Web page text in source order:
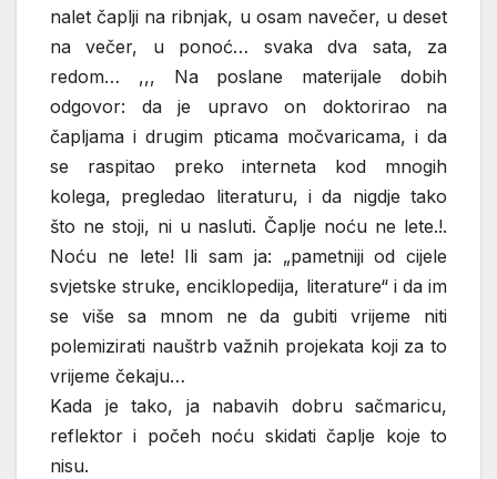
nalet čaplji na ribnjak, u osam navečer, u deset
na večer, u ponoć… svaka dva sata, za
redom… ,,, Na poslane materijale dobih
odgovor: da je upravo on doktorirao na
čapljama i drugim pticama močvaricama, i da
se raspitao preko interneta kod mnogih
kolega, pregledao literaturu, i da nigdje tako
što ne stoji, ni u nasluti. Čaplje noću ne lete.!.
Noću ne lete! Ili sam ja: „pametniji od cijele
svjetske struke, enciklopedija, literature“ i da im
se više sa mnom ne da gubiti vrijeme niti
polemizirati nauštrb važnih projekata koji za to
vrijeme čekaju…
Kada je tako, ja nabavih dobru sačmaricu,
reflektor i počeh noću skidati čaplje koje to
nisu.